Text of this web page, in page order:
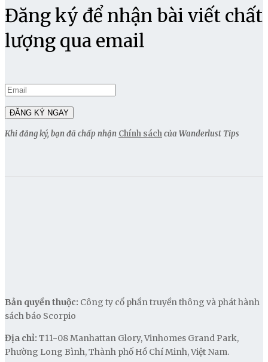
Đăng ký để nhận bài viết chất
lượng qua email
Khi đăng ký, bạn đã chấp nhận Chính sáchcủa Wanderlust Tips
Bản quyền thuộc: Công ty cổ phần truyền thông và phát hành
sách báo Scorpio
Địa chỉ: T11-08 Manhattan Glory, Vinhomes Grand Park,
Phường Long Bình, Thành phố Hồ Chí Minh, Việt Nam.